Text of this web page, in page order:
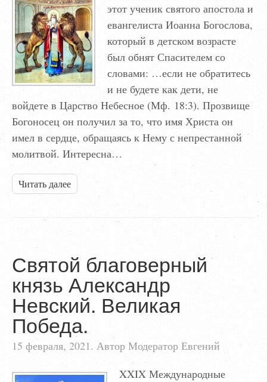
этот ученик святого апостола и
евангелиста Иоанна Богослова,
который в детском возрасте
был обнят Спасителем со
словами: …если не обратитесь
и не будете как дети, не
войдете в Царство Небесное (Мф. 18:3). Прозвище
Богоносец он получил за то, что имя Христа он
имел в сердце, обращаясь к Нему с непрестанной
молитвой. Интересна…
Читать далее
Святой благоверный
князь Александр
Невский. Великая
Победа.
15 февраля, 2021. Автор Модератор Евгений
XXIX Международные